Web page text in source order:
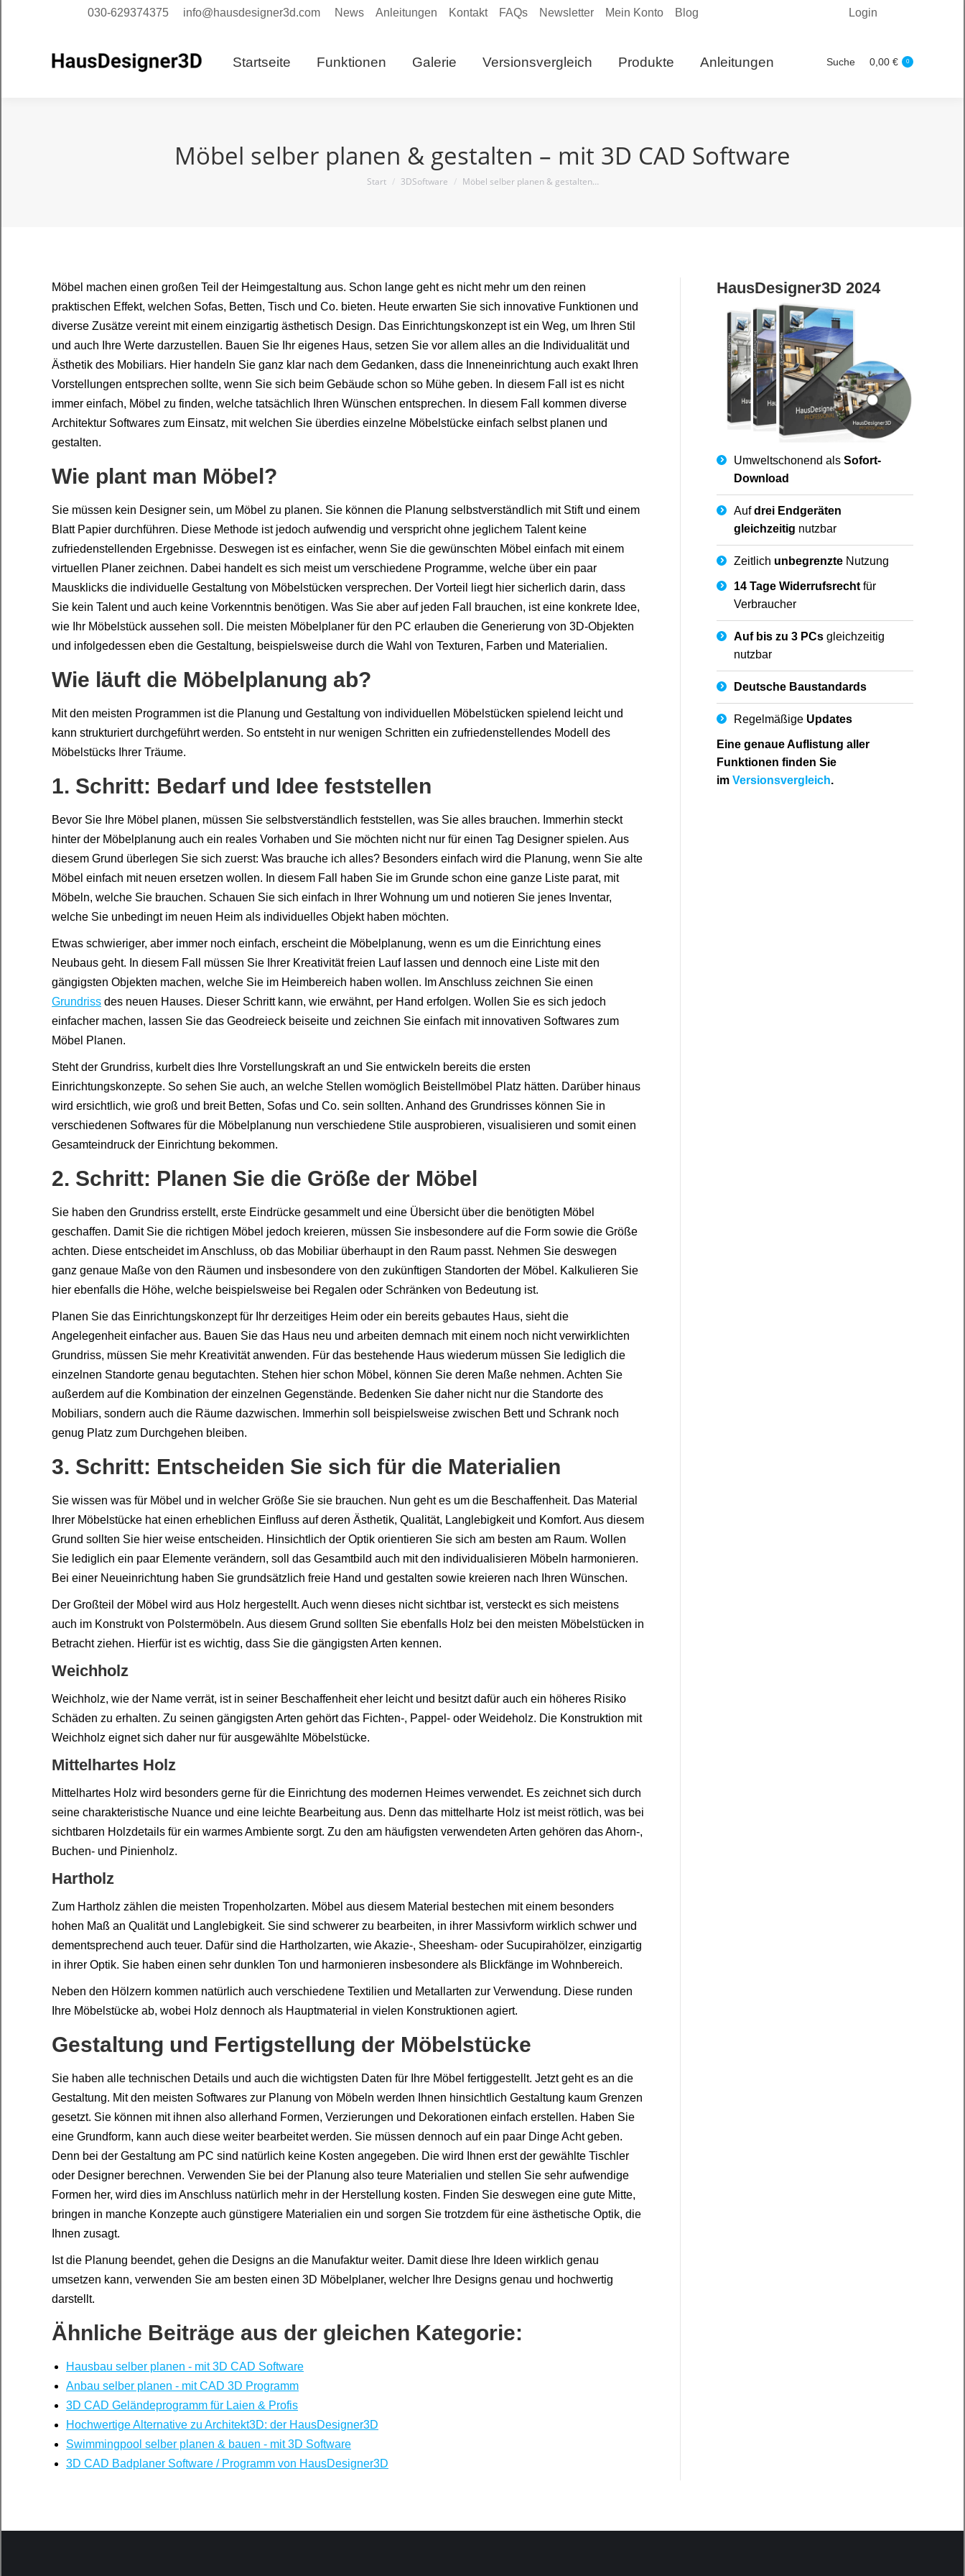
030-629374375 info@hausdesigner3d.com News Anleitungen Kontakt FAQs Newsletter Mein Konto Blog Login
Startseite Funktionen Galerie Versionsvergleich Produkte Anleitungen Search:
Suche 0,00 € 0
Möbel selber planen & gestalten – mit 3D CAD Software
Sie befinden sich hier:
Start 3DSoftware Möbel selber planen & gestalten…
Möbel machen einen großen Teil der Heimgestaltung aus. Schon lange geht es nicht mehr um den reinen
praktischen Effekt, welchen Sofas, Betten, Tisch und Co. bieten. Heute erwarten Sie sich innovative Funktionen und
diverse Zusätze vereint mit einem einzigartig ästhetisch Design. Das Einrichtungskonzept ist ein Weg, um Ihren Stil
und auch Ihre Werte darzustellen. Bauen Sie Ihr eigenes Haus, setzen Sie vor allem alles an die Individualität und
Ästhetik des Mobiliars. Hier handeln Sie ganz klar nach dem Gedanken, dass die Inneneinrichtung auch exakt Ihren
Vorstellungen entsprechen sollte, wenn Sie sich beim Gebäude schon so Mühe geben. In diesem Fall ist es nicht
immer einfach, Möbel zu finden, welche tatsächlich Ihren Wünschen entsprechen. In diesem Fall kommen diverse
Architektur Softwares zum Einsatz, mit welchen Sie überdies einzelne Möbelstücke einfach selbst planen und
gestalten.
Wie plant man Möbel?
Sie müssen kein Designer sein, um Möbel zu planen. Sie können die Planung selbstverständlich mit Stift und einem
Blatt Papier durchführen. Diese Methode ist jedoch aufwendig und verspricht ohne jeglichem Talent keine
zufriedenstellenden Ergebnisse. Deswegen ist es einfacher, wenn Sie die gewünschten Möbel einfach mit einem
virtuellen Planer zeichnen. Dabei handelt es sich meist um verschiedene Programme, welche über ein paar
Mausklicks die individuelle Gestaltung von Möbelstücken versprechen. Der Vorteil liegt hier sicherlich darin, dass
Sie kein Talent und auch keine Vorkenntnis benötigen. Was Sie aber auf jeden Fall brauchen, ist eine konkrete Idee,
wie Ihr Möbelstück aussehen soll. Die meisten Möbelplaner für den PC erlauben die Generierung von 3D-Objekten
und infolgedessen eben die Gestaltung, beispielsweise durch die Wahl von Texturen, Farben und Materialien.
Wie läuft die Möbelplanung ab?
Mit den meisten Programmen ist die Planung und Gestaltung von individuellen Möbelstücken spielend leicht und
kann strukturiert durchgeführt werden. So entsteht in nur wenigen Schritten ein zufriedenstellendes Modell des
Möbelstücks Ihrer Träume.
1. Schritt: Bedarf und Idee feststellen
Bevor Sie Ihre Möbel planen, müssen Sie selbstverständlich feststellen, was Sie alles brauchen. Immerhin steckt
hinter der Möbelplanung auch ein reales Vorhaben und Sie möchten nicht nur für einen Tag Designer spielen. Aus
diesem Grund überlegen Sie sich zuerst: Was brauche ich alles? Besonders einfach wird die Planung, wenn Sie alte
Möbel einfach mit neuen ersetzen wollen. In diesem Fall haben Sie im Grunde schon eine ganze Liste parat, mit
Möbeln, welche Sie brauchen. Schauen Sie sich einfach in Ihrer Wohnung um und notieren Sie jenes Inventar,
welche Sie unbedingt im neuen Heim als individuelles Objekt haben möchten.
Etwas schwieriger, aber immer noch einfach, erscheint die Möbelplanung, wenn es um die Einrichtung eines
Neubaus geht. In diesem Fall müssen Sie Ihrer Kreativität freien Lauf lassen und dennoch eine Liste mit den
gängigsten Objekten machen, welche Sie im Heimbereich haben wollen. Im Anschluss zeichnen Sie einen
Grundriss des neuen Hauses. Dieser Schritt kann, wie erwähnt, per Hand erfolgen. Wollen Sie es sich jedoch
einfacher machen, lassen Sie das Geodreieck beiseite und zeichnen Sie einfach mit innovativen Softwares zum
Möbel Planen.
Steht der Grundriss, kurbelt dies Ihre Vorstellungskraft an und Sie entwickeln bereits die ersten
Einrichtungskonzepte. So sehen Sie auch, an welche Stellen womöglich Beistellmöbel Platz hätten. Darüber hinaus
wird ersichtlich, wie groß und breit Betten, Sofas und Co. sein sollten. Anhand des Grundrisses können Sie in
verschiedenen Softwares für die Möbelplanung nun verschiedene Stile ausprobieren, visualisieren und somit einen
Gesamteindruck der Einrichtung bekommen.
2. Schritt: Planen Sie die Größe der Möbel
Sie haben den Grundriss erstellt, erste Eindrücke gesammelt und eine Übersicht über die benötigten Möbel
geschaffen. Damit Sie die richtigen Möbel jedoch kreieren, müssen Sie insbesondere auf die Form sowie die Größe
achten. Diese entscheidet im Anschluss, ob das Mobiliar überhaupt in den Raum passt. Nehmen Sie deswegen
ganz genaue Maße von den Räumen und insbesondere von den zukünftigen Standorten der Möbel. Kalkulieren Sie
hier ebenfalls die Höhe, welche beispielsweise bei Regalen oder Schränken von Bedeutung ist.
Planen Sie das Einrichtungskonzept für Ihr derzeitiges Heim oder ein bereits gebautes Haus, sieht die
Angelegenheit einfacher aus. Bauen Sie das Haus neu und arbeiten demnach mit einem noch nicht verwirklichten
Grundriss, müssen Sie mehr Kreativität anwenden. Für das bestehende Haus wiederum müssen Sie lediglich die
einzelnen Standorte genau begutachten. Stehen hier schon Möbel, können Sie deren Maße nehmen. Achten Sie
außerdem auf die Kombination der einzelnen Gegenstände. Bedenken Sie daher nicht nur die Standorte des
Mobiliars, sondern auch die Räume dazwischen. Immerhin soll beispielsweise zwischen Bett und Schrank noch
genug Platz zum Durchgehen bleiben.
3. Schritt: Entscheiden Sie sich für die Materialien
Sie wissen was für Möbel und in welcher Größe Sie sie brauchen. Nun geht es um die Beschaffenheit. Das Material
Ihrer Möbelstücke hat einen erheblichen Einfluss auf deren Ästhetik, Qualität, Langlebigkeit und Komfort. Aus diesem
Grund sollten Sie hier weise entscheiden. Hinsichtlich der Optik orientieren Sie sich am besten am Raum. Wollen
Sie lediglich ein paar Elemente verändern, soll das Gesamtbild auch mit den individualisieren Möbeln harmonieren.
Bei einer Neueinrichtung haben Sie grundsätzlich freie Hand und gestalten sowie kreieren nach Ihren Wünschen.
Der Großteil der Möbel wird aus Holz hergestellt. Auch wenn dieses nicht sichtbar ist, versteckt es sich meistens
auch im Konstrukt von Polstermöbeln. Aus diesem Grund sollten Sie ebenfalls Holz bei den meisten Möbelstücken in
Betracht ziehen. Hierfür ist es wichtig, dass Sie die gängigsten Arten kennen.
Weichholz
Weichholz, wie der Name verrät, ist in seiner Beschaffenheit eher leicht und besitzt dafür auch ein höheres Risiko
Schäden zu erhalten. Zu seinen gängigsten Arten gehört das Fichten-, Pappel- oder Weideholz. Die Konstruktion mit
Weichholz eignet sich daher nur für ausgewählte Möbelstücke.
Mittelhartes Holz
Mittelhartes Holz wird besonders gerne für die Einrichtung des modernen Heimes verwendet. Es zeichnet sich durch
seine charakteristische Nuance und eine leichte Bearbeitung aus. Denn das mittelharte Holz ist meist rötlich, was bei
sichtbaren Holzdetails für ein warmes Ambiente sorgt. Zu den am häufigsten verwendeten Arten gehören das Ahorn-,
Buchen- und Pinienholz.
Hartholz
Zum Hartholz zählen die meisten Tropenholzarten. Möbel aus diesem Material bestechen mit einem besonders
hohen Maß an Qualität und Langlebigkeit. Sie sind schwerer zu bearbeiten, in ihrer Massivform wirklich schwer und
dementsprechend auch teuer. Dafür sind die Hartholzarten, wie Akazie-, Sheesham- oder Sucupirahölzer, einzigartig
in ihrer Optik. Sie haben einen sehr dunklen Ton und harmonieren insbesondere als Blickfänge im Wohnbereich.
Neben den Hölzern kommen natürlich auch verschiedene Textilien und Metallarten zur Verwendung. Diese runden
Ihre Möbelstücke ab, wobei Holz dennoch als Hauptmaterial in vielen Konstruktionen agiert.
Gestaltung und Fertigstellung der Möbelstücke
Sie haben alle technischen Details und auch die wichtigsten Daten für Ihre Möbel fertiggestellt. Jetzt geht es an die
Gestaltung. Mit den meisten Softwares zur Planung von Möbeln werden Ihnen hinsichtlich Gestaltung kaum Grenzen
gesetzt. Sie können mit ihnen also allerhand Formen, Verzierungen und Dekorationen einfach erstellen. Haben Sie
eine Grundform, kann auch diese weiter bearbeitet werden. Sie müssen dennoch auf ein paar Dinge Acht geben.
Denn bei der Gestaltung am PC sind natürlich keine Kosten angegeben. Die wird Ihnen erst der gewählte Tischler
oder Designer berechnen. Verwenden Sie bei der Planung also teure Materialien und stellen Sie sehr aufwendige
Formen her, wird dies im Anschluss natürlich mehr in der Herstellung kosten. Finden Sie deswegen eine gute Mitte,
bringen in manche Konzepte auch günstigere Materialien ein und sorgen Sie trotzdem für eine ästhetische Optik, die
Ihnen zusagt.
Ist die Planung beendet, gehen die Designs an die Manufaktur weiter. Damit diese Ihre Ideen wirklich genau
umsetzen kann, verwenden Sie am besten einen 3D Möbelplaner, welcher Ihre Designs genau und hochwertig
darstellt.
Ähnliche Beiträge aus der gleichen Kategorie:
Hausbau selber planen - mit 3D CAD Software
Anbau selber planen - mit CAD 3D Programm
3D CAD Geländeprogramm für Laien & Profis
Hochwertige Alternative zu Architekt3D: der HausDesigner3D
Swimmingpool selber planen & bauen - mit 3D Software
3D CAD Badplaner Software / Programm von HausDesigner3D
HausDesigner3D 2024
Umweltschonend als Sofort-
Download
Aufdrei Endgeräten
gleichzeitig nutzbar
Zeitlich unbegrenzte Nutzung
14 Tage Widerrufsrecht für
Verbraucher
Auf bis zu 3 PCs gleichzeitig
nutzbar
Deutsche Baustandards
Regelmäßige Updates
Eine genaue Auflistung aller
Funktionen finden Sie
im Versionsvergleich.